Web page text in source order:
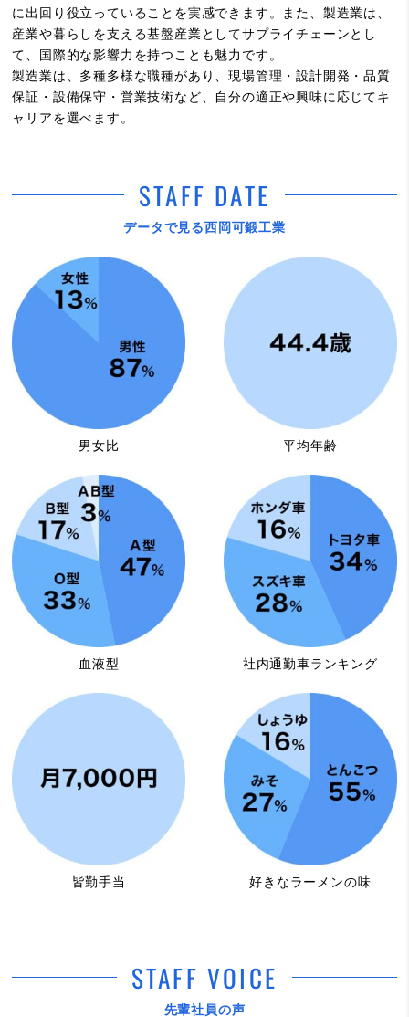
に出回り役立っていることを実感できます。また、製造業は、
産業や暮らしを支える基盤産業としてサプライチェーンとし
て、国際的な影響力を持つことも魅力です。
製造業は、多種多様な職種があり、現場管理・設計開発・品質
保証・設備保守・営業技術など、自分の適正や興味に応じてキ
ャリアを選べます。
STAFF DATE
データで見る西岡可鍛工業
男女比 平均年齢
血液型 社内通勤車ランキング
皆勤手当 好きなラーメンの味
STAFF VOICE
先輩社員の声